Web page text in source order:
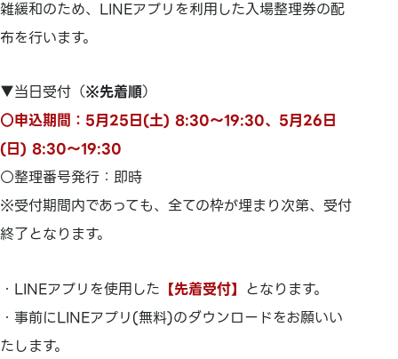
雑緩和のため、LINEアプリを利用した入場整理券の配
布を行います。
▼当日受付（※先着順）
○申込期間：5月25日(土) 8:30～19:30、5月26日
(日) 8:30～19:30
○整理番号発行：即時
※受付期間内であっても、全ての枠が埋まり次第、受付
終了となります。
・LINEアプリを使用した 【先着受付】 となります。
・事前にLINEアプリ(無料)のダウンロードをお願いい
たします。